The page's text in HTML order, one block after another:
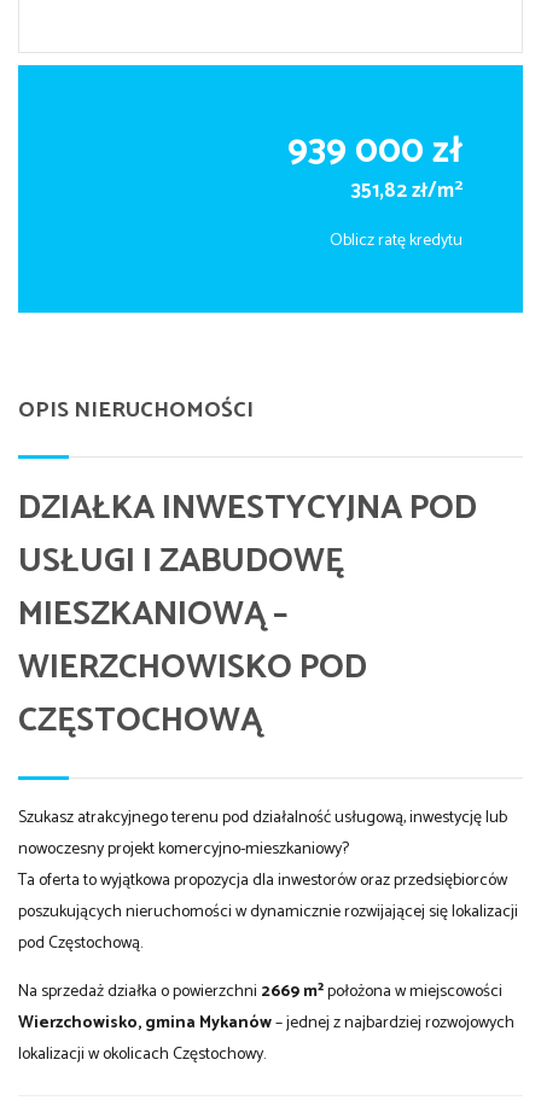
939 000 zł
351,82 zł/m2
Oblicz ratę kredytu
OPIS NIERUCHOMOŚCI
DZIAŁKA INWESTYCYJNA POD
USŁUGI I ZABUDOWĘ
MIESZKANIOWĄ –
WIERZCHOWISKO POD
CZĘSTOCHOWĄ
Szukasz atrakcyjnego terenu pod działalność usługową, inwestycję lub
nowoczesny projekt komercyjno-mieszkaniowy?
Ta oferta to wyjątkowa propozycja dla inwestorów oraz przedsiębiorców
poszukujących nieruchomości w dynamicznie rozwijającej się lokalizacji
pod Częstochową.
Na sprzedaż działka o powierzchni 2669 m²położona w miejscowości
Wierzchowisko, gmina Mykanów– jednej z najbardziej rozwojowych
lokalizacji w okolicach Częstochowy.